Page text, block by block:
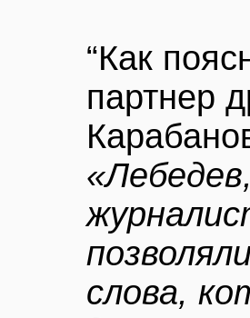
“Как
партнер
слова,